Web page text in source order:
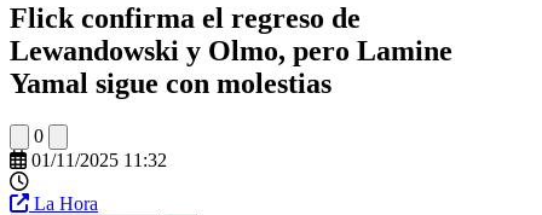
Flick confirma el regreso de
Lewandowski y Olmo, pero Lamine
Yamal sigue con molestias
0
01/11/2025 11:32
La Hora